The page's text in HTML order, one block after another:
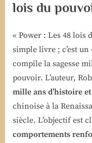
lois du
« Power : Les 48 lois
simple livre ; c’est un
compile la sagesse
pouvoir. L’auteur,
mille ans d’histoire
chinoise à la
siècle. L’objectif est
comportements